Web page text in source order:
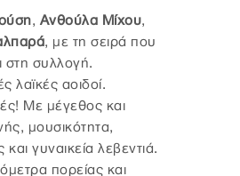
, Ανθούλα Μίχου,
, με τη σειρά που
στη συλλογή.
λαϊκές αοιδοί.
Με μέγεθος και
μουσικότητα,
και γυναικεία λεβεντιά.
πορείας και